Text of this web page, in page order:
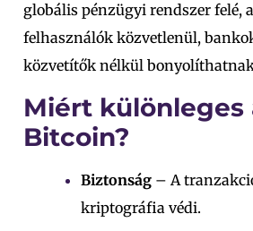
globális pénzügyi rendszer felé,
felhasználók közvetlenül,
közvetítők nélkül
Miért különleges
Bitcoin?
Biztonság – A
kriptográfia védi.